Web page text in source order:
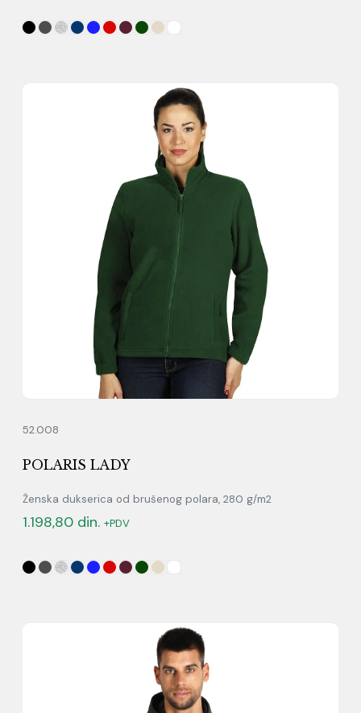
52.008
POLARIS LADY
Ženska dukserica od brušenog polara, 280 g/m2
1.198,80 din. +PDV